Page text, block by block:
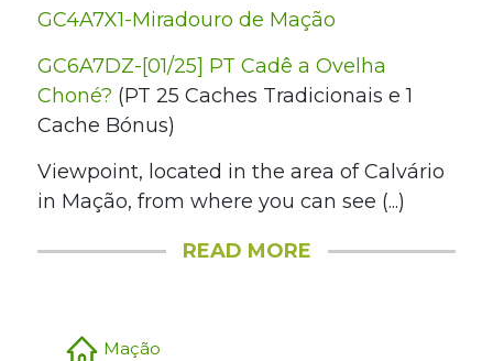
GC4A7X1-Miradouro de Mação
GC6A7DZ-[01/25] PT Cadê a Ovelha
Choné? (PT 25 Caches Tradicionais e 1
Cache Bónus)
Viewpoint, located in the area of Calvário
in Mação, from where you can see (...)
READ MORE
Mação